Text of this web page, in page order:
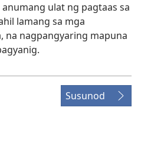
ulat ng pagtaas sa
lamang sa mga
na nagpangyaring mapuna
Susunod